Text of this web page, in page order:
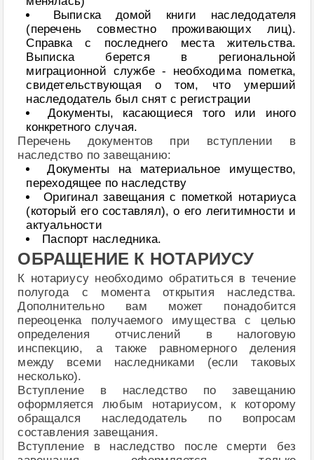
Выписка домой книги наследодателя
(перечень совместно проживающих лиц).
Справка с последнего места жительства.
Выписка берется в региональной
миграционной службе - необходима пометка,
свидетельствующая о том, что умерший
наследодатель был снят с регистрации
Документы, касающиеся того или иного
конкретного случая.
Перечень документов при вступлении в
наследство по завещанию:
Документы на материальное имущество,
переходящее по наследству
Оригинал завещания с пометкой нотариуса
(который его составлял), о его легитимности и
актуальности
Паспорт наследника.
ОБРАЩЕНИЕ К НОТАРИУСУ
К нотариусу необходимо обратиться в течение
полугода с момента открытия наследства.
Дополнительно вам может понадобится
переоценка получаемого имущества с целью
определения отчислений в налоговую
инспекцию, а также равномерного деления
между всеми наследниками (если таковых
несколько).
Вступление в наследство по завещанию
оформляется любым нотариусом, к которому
обращался наследодатель по вопросам
составления завещания.
Вступление в наследство после смерти без